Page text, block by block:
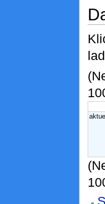
aktuell